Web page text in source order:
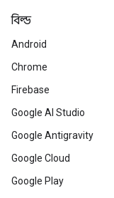
বিল্ড
Android
Chrome
Firebase
Google AI Studio
Google Antigravity
Google Cloud
Google Play